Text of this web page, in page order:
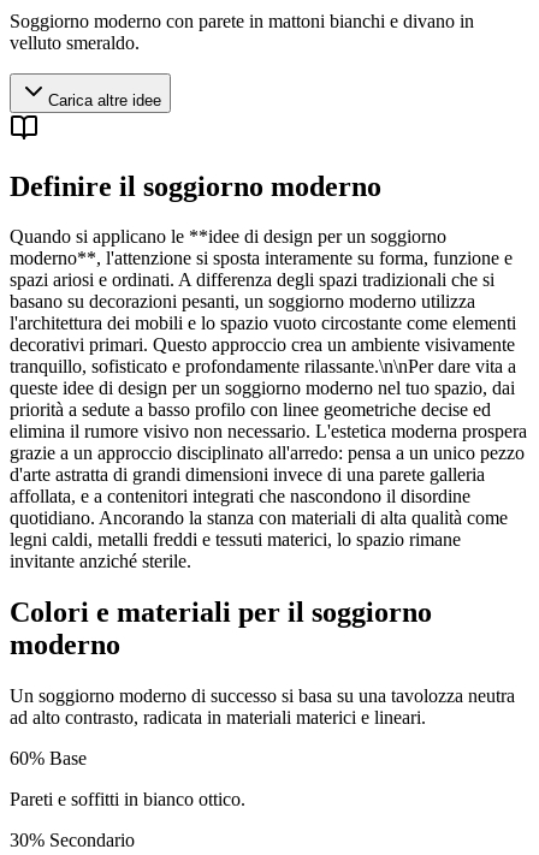
Soggiorno moderno con parete in mattoni bianchi e divano in
velluto smeraldo.
Carica altre idee
Definire il soggiorno moderno
Quando si applicano le **idee di design per un soggiorno
moderno**, l'attenzione si sposta interamente su forma, funzione e
spazi ariosi e ordinati. A differenza degli spazi tradizionali che si
basano su decorazioni pesanti, un soggiorno moderno utilizza
l'architettura dei mobili e lo spazio vuoto circostante come elementi
decorativi primari. Questo approccio crea un ambiente visivamente
tranquillo, sofisticato e profondamente rilassante.\n\nPer dare vita a
queste idee di design per un soggiorno moderno nel tuo spazio, dai
priorità a sedute a basso profilo con linee geometriche decise ed
elimina il rumore visivo non necessario. L'estetica moderna prospera
grazie a un approccio disciplinato all'arredo: pensa a un unico pezzo
d'arte astratta di grandi dimensioni invece di una parete galleria
affollata, e a contenitori integrati che nascondono il disordine
quotidiano. Ancorando la stanza con materiali di alta qualità come
legni caldi, metalli freddi e tessuti materici, lo spazio rimane
invitante anziché sterile.
Colori e materiali per il soggiorno
moderno
Un soggiorno moderno di successo si basa su una tavolozza neutra
ad alto contrasto, radicata in materiali materici e lineari.
60% Base
Pareti e soffitti in bianco ottico.
30% Secondario